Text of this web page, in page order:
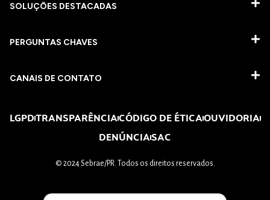
SOLUÇÕES DESTACADAS
PERGUNTAS CHAVES​
CANAIS DE CONTATO
LGPDTRANSPARÊNCIACÓDIGO DE ÉTICAOUVIDORIA
DENÚNCIASAC
© 2024 Sebrae/PR. Todos os direitos reservados.